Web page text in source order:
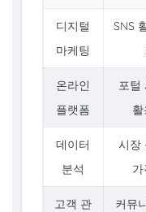
디지털
마케팅
SNS
온라인
플랫폼
포털
데이터
분석
시장
고객 관
커뮤